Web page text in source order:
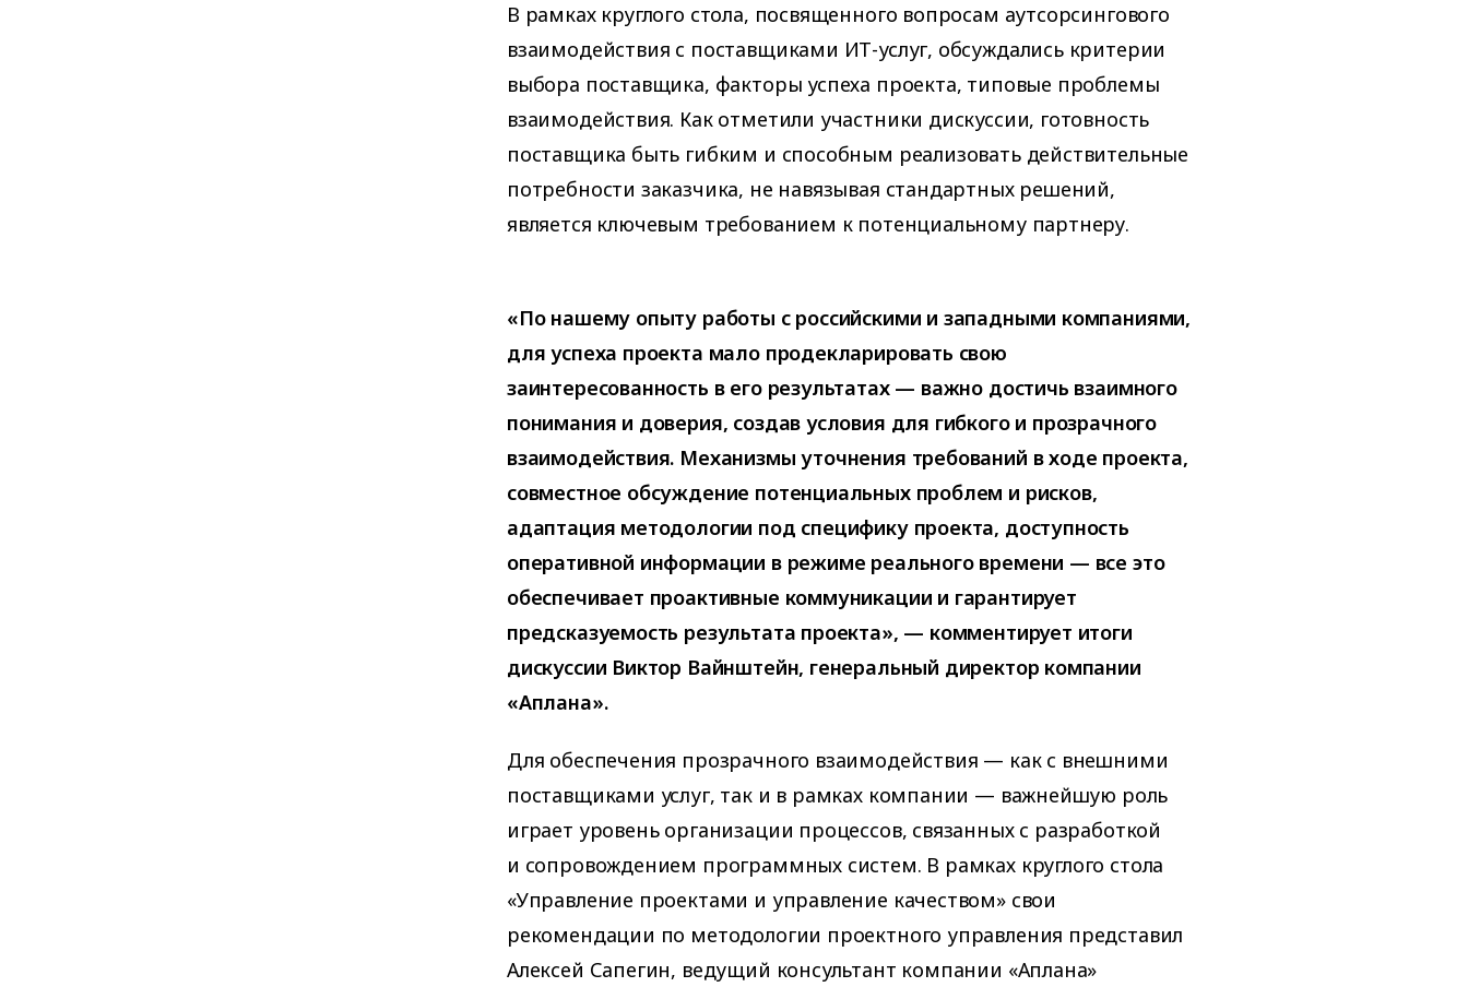
В рамках круглого стола, посвященного вопросам аутсорсингового
взаимодействия с поставщиками ИТ-услуг, обсуждались критерии
выбора поставщика, факторы успеха проекта, типовые проблемы
взаимодействия. Как отметили участники дискуссии, готовность
поставщика быть гибким и способным реализовать действительные
потребности заказчика, не навязывая стандартных решений,
является ключевым требованием к потенциальному партнеру.
«По нашему опыту работы с российскими и западными компаниями,
для успеха проекта мало продекларировать свою
заинтересованность в его результатах — важно достичь взаимного
понимания и доверия, создав условия для гибкого и прозрачного
взаимодействия. Механизмы уточнения требований в ходе проекта,
совместное обсуждение потенциальных проблем и рисков,
адаптация методологии под специфику проекта, доступность
оперативной информации в режиме реального времени — все это
обеспечивает проактивные коммуникации и гарантирует
предсказуемость результата проекта», — комментирует итоги
дискуссии Виктор Вайнштейн, генеральный директор компании
«Аплана».
Для обеспечения прозрачного взаимодействия — как с внешними
поставщиками услуг, так и в рамках компании — важнейшую роль
играет уровень организации процессов, связанных с разработкой
и сопровождением программных систем. В рамках круглого стола
«Управление проектами и управление качеством» свои
рекомендации по методологии проектного управления представил
Алексей Сапегин, ведущий консультант компании «Аплана»